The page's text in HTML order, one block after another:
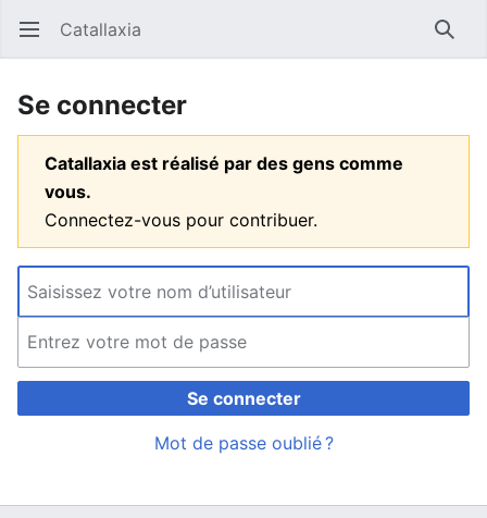
Ouvrir le menu principal Catallaxia
Se connecter
Catallaxia est réalisé par des gens comme
vous.
Connectez-vous pour contribuer.
Se connecter
Mot de passe oublié ?